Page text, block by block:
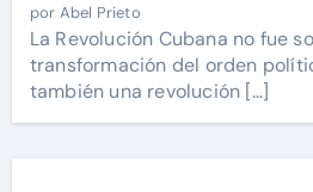
por Abel Prieto
La Revolución Cubana no fue
transformación del orden
también una revolución […]